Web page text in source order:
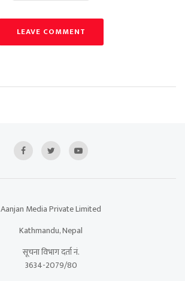
LEAVE COMMENT
Aanjan Media Private Limited
Kathmandu, Nepal
सूचना विभाग दर्ता नं.
3634-2079/80